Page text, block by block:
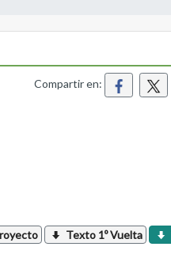
Compartir en:
Texto 1º Vuelta